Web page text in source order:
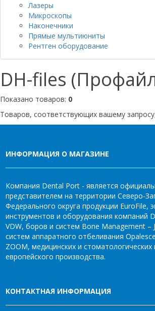
Лазеры
Микроскопы
Наконечники
Прямые мультиюниты
Рентген оборудование
DH-files
Показано товаров: 0
Товаров, соответствующих вашему
ИНФОРМАЦИЯ О МАГАЗИНЕ
Компания Dental Port - является
представителем на территории Северо-
Федерального округа продукции EuroFile,
инструментов и оборудования компаний
VDW, боров и систем Bone Management –
систем аппаратного отбеливания
ZOOM, медицинских и стоматологических
европейского производства.
КОНТАКТНАЯ ИНФОРМАЦИЯ